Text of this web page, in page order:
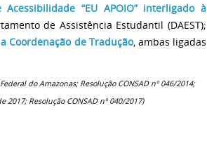
“EU APOIO” interligado à
de Assistência Estudantil (DAEST);
Coordenação de Tradução, ambas ligadas
do Amazonas; Resolução CONSAD nº 046/2014;
Resolução CONSAD nº 040/2017)